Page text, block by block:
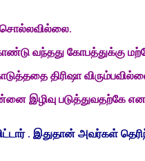
சொல்லவில்லை.
வந்தது கோபத்துக்கு
திரிஷா
இழிவு படுத்துவதற்கே
. இதுதான் அவர்கள்